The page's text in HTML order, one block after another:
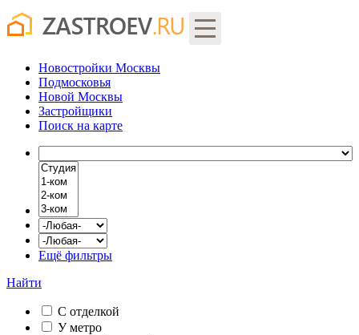
Новостройки Москвы
Подмосковья
Новой Москвы
Застройщики
Поиск на карте
Ещё фильтры
Найти
С отделкой
У метро